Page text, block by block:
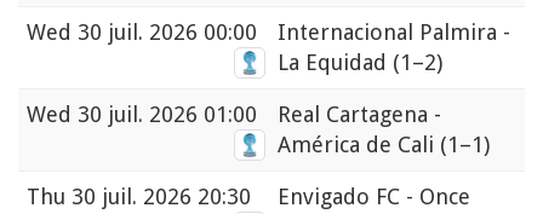
Wed 30 juil. 2026 00:00
Internacional Palmira -
La Equidad (1–2)
Wed 30 juil. 2026 01:00
Real Cartagena -
América de Cali (1–1)
Thu 30 juil. 2026 20:30
Envigado FC - Once